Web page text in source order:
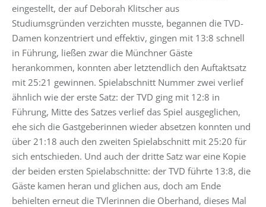
eingestellt, der auf Deborah Klitscher aus
Studiumsgründen verzichten musste, begannen die TVD-
Damen konzentriert und effektiv, gingen mit 13:8 schnell
in Führung, ließen zwar die Münchner Gäste
herankommen, konnten aber letztendlich den Auftaktsatz
mit 25:21 gewinnen. Spielabschnitt Nummer zwei verlief
ähnlich wie der erste Satz: der TVD ging mit 12:8 in
Führung, Mitte des Satzes verlief das Spiel ausgeglichen,
ehe sich die Gastgeberinnen wieder absetzen konnten und
über 21:18 auch den zweiten Spielabschnitt mit 25:20 für
sich entschieden. Und auch der dritte Satz war eine Kopie
der beiden ersten Spielabschnitte: der TVD führte 13:8, die
Gäste kamen heran und glichen aus, doch am Ende
behielten erneut die TVlerinnen die Oberhand, dieses Mal